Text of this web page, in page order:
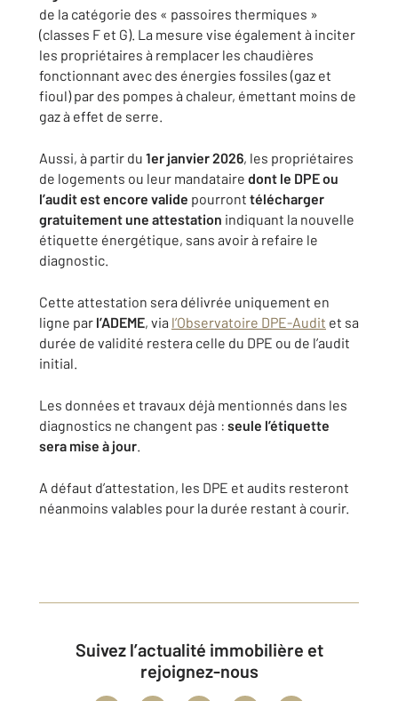
de la catégorie des « passoires thermiques »
(classes F et G). La mesure vise également à inciter
les propriétaires à remplacer les chaudières
fonctionnant avec des énergies fossiles (gaz et
fioul) par des pompes à chaleur, émettant moins de
gaz à effet de serre.
Aussi, à partir du 1er janvier 2026, les propriétaires
de logements ou leur mandataire dont le DPE ou
l’audit est encore valide pourront télécharger
gratuitement une attestation indiquant la nouvelle
étiquette énergétique, sans avoir à refaire le
diagnostic.
Cette attestation sera délivrée uniquement en
ligne par l’ADEME, via l’Observatoire DPE-Audit et sa
durée de validité restera celle du DPE ou de l’audit
initial.
Les données et travaux déjà mentionnés dans les
diagnostics ne changent pas : seule l’étiquette
sera mise à jour.
A défaut d’attestation, les DPE et audits resteront
néanmoins valables pour la durée restant à courir.
Suivez l’actualité immobilière et
rejoignez-nous